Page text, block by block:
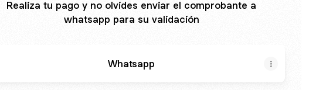
Realiza tu pago y no olvides enviar el comprobante a
whatsapp para su validación
Whatsapp